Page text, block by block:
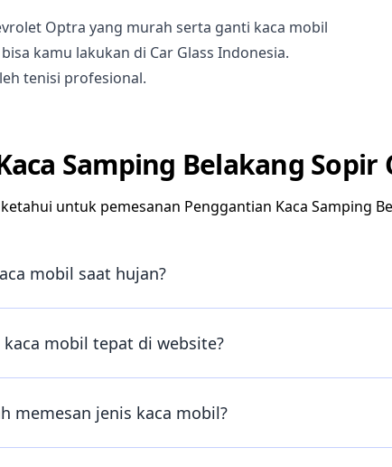
Optra yang murah serta ganti kaca mobil
kamu lakukan di Car Glass Indonesia.
tenisi profesional.
Samping Belakang Sopir
untuk pemesanan Penggantian Kaca Samping
mobil saat hujan?
mobil tepat di website?
memesan jenis kaca mobil?